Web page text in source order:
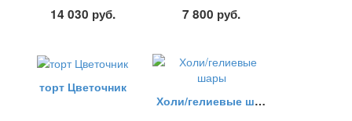
14 030 руб. 7 800 руб.
торт Цветочник
Холи/гелиевые шары